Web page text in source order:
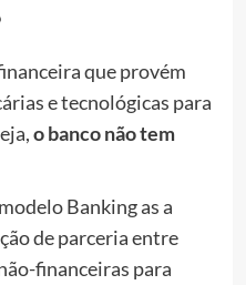
que provém
e tecnológicas para
o banco não tem
Banking as a
de parceria entre
financeiras para